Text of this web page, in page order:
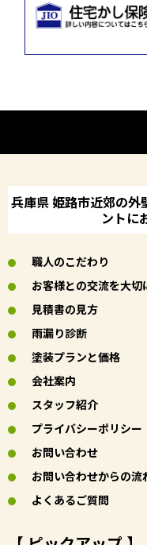
兵庫県 姫路市近郊の外
ントに
職人のこだわり
お客様との交流を大切
見積書の見方
雨漏り診断
塗装プランと価格
会社案内
スタッフ紹介
プライバシーポリシー
お問い合わせ
お問い合わせからの流
よくあるご質問